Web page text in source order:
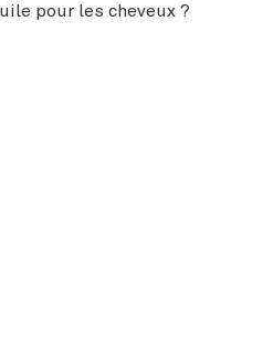
pour les cheveux ?